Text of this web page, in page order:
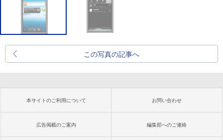
この写真の記事へ
本サイトのご利用について お問い合わせ
広告掲載のご案内 編集部へのご連絡